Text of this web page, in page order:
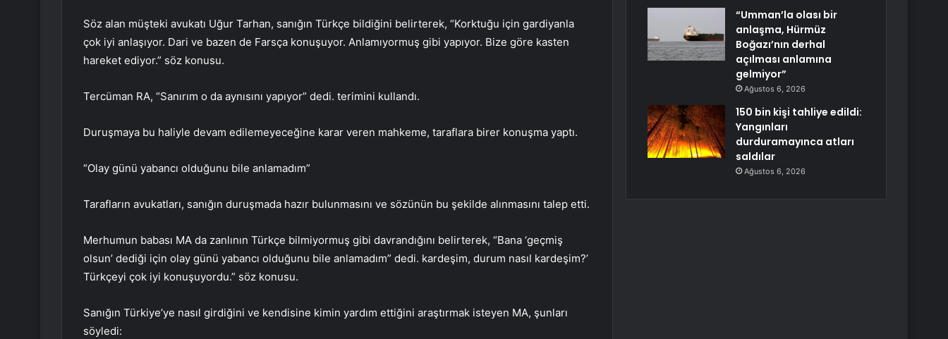
Söz alan müşteki avukatı Uğur Tarhan, sanığın Türkçe bildiğini belirterek, “Korktuğu için gardiyanla
çok iyi anlaşıyor. Dari ve bazen de Farsça konuşuyor. Anlamıyormuş gibi yapıyor. Bize göre kasten
hareket ediyor.” söz konusu.
Tercüman RA, “Sanırım o da aynısını yapıyor” dedi. terimini kullandı.
Duruşmaya bu haliyle devam edilemeyeceğine karar veren mahkeme, taraflara birer konuşma yaptı.
“Olay günü yabancı olduğunu bile anlamadım”
Tarafların avukatları, sanığın duruşmada hazır bulunmasını ve sözünün bu şekilde alınmasını talep etti.
Merhumun babası MA da zanlının Türkçe bilmiyormuş gibi davrandığını belirterek, “Bana ‘geçmiş
olsun’ dediği için olay günü yabancı olduğunu bile anlamadım” dedi. kardeşim, durum nasıl kardeşim?’
Türkçeyi çok iyi konuşuyordu.” söz konusu.
Sanığın Türkiye’ye nasıl girdiğini ve kendisine kimin yardım ettiğini araştırmak isteyen MA, şunları
söyledi:
“Umman’la olası bir
anlaşma, Hürmüz
Boğazı’nın derhal
açılması anlamına
gelmiyor”
Ağustos 6, 2026
150 bin kişi tahliye edildi:
Yangınları
durduramayınca atları
saldılar
Ağustos 6, 2026